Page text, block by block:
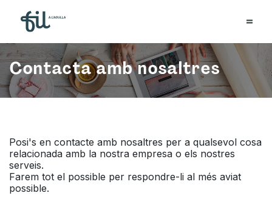
Contacta amb nosaltres
Posi's en contacte amb nosaltres per a qualsevol cosa
relacionada amb la nostra empresa o els nostres
serveis.
Farem tot el possible per respondre-li al més aviat
possible.